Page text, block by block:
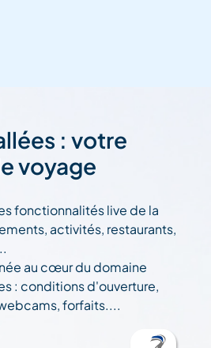
: votre
voyage
fonctionnalités live de la
activités, restaurants,
au cœur du domaine
: conditions d'ouverture,
forfaits....